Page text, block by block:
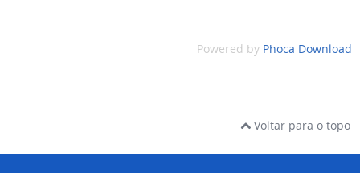
Powered by Phoca Download
Voltar para o topo